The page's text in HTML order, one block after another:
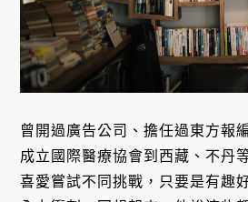
曾開過廣告公司、擔任過東方報
成立國際醫療協會到西藏、不丹
喜愛嘗試不同挑戰，只要是有趣